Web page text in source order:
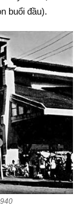
buổi đầu).